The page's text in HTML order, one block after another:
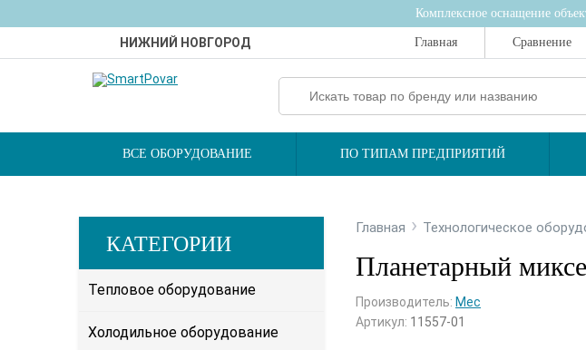
Комплексное оснащение
Главная Сравнение
НИЖНИЙ НОВГОРОД
ВСЕ ОБОРУДОВАНИЕ ПО ТИПАМ ПРЕДПРИЯТИЙ
КАТЕГОРИИ
Тепловое оборудование
Холодильное оборудование
Главная › Технологическое
Планетарный
Производитель: Mec
Артикул: 11557-01